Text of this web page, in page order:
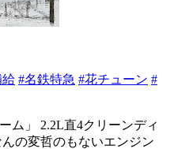
給 #名鉄特急 #花チューン #
ム」 2.2L直4クリーンディ
の変哲のもないエンジン